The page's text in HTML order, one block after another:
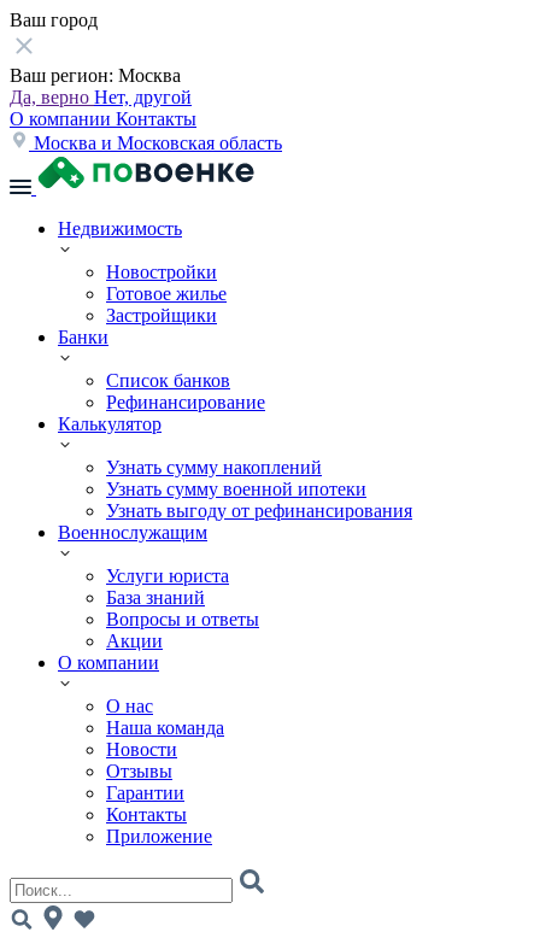
Ваш город
Ваш регион: Москва
Да, верно Нет, другой
О компании Контакты
Москва и Московская область
Недвижимость
Новостройки
Готовое жилье
Застройщики
Банки
Список банков
Рефинансирование
Калькулятор
Узнать сумму накоплений
Узнать сумму военной ипотеки
Узнать выгоду от рефинансирования
Военнослужащим
Услуги юриста
База знаний
Вопросы и ответы
Акции
О компании
О нас
Наша команда
Новости
Отзывы
Гарантии
Контакты
Приложение